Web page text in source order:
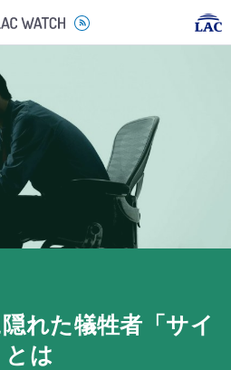
れた犠牲者「サイ
は